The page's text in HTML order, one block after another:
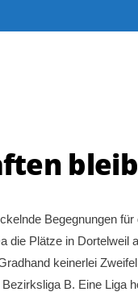
Begegnungen
Plätze in
keinerlei
B. Eine Liga